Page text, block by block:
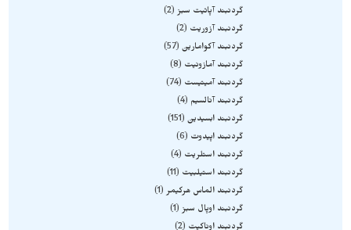
گردنبند آپاتیت سبز 2
گردنبند آزوریت
2
گردنبند آکوامارین 57
گردنبند آمازونیت
8
گردنبند آمیتیست
74
گردنبند آنالسیم
4
گردنبند ابسیدین 151
گردنبند اپیدوت
6
گردنبند استلریت
4
گردنبند استیلبیت
11
گردنبند الماس هرکیمر 1
گردنبند اوپال سبز 1
گردنبند اوناکیت
2